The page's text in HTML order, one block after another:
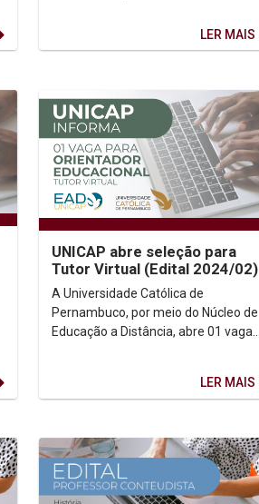
LER MAIS
UNICAP abre seleção para
Tutor Virtual (Edital 2024/02)
A Universidade Católica de
Pernambuco, por meio do Núcleo de
Educação a Distância, abre 01 vaga
LER MAIS